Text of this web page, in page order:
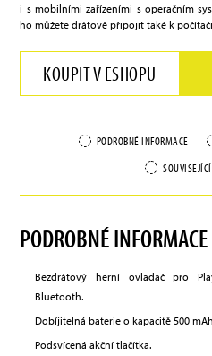
i s mobilními zařízeními s operačním
ho můžete drátově připojit také k
KOUPIT V ESHOPU
PODROBNÉ INFORMACE
PODROBNÉ INFORMACE
Bezdrátový herní ovladač pro
Bluetooth.
Dobíjitelná baterie o kapacitě 500
Podsvícená akční tlačítka.